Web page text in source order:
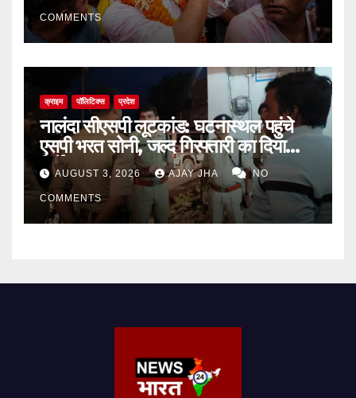
COMMENTS
क्राइम पॉलिटिक्स प्रदेश
नालंदा सीएसपी लूटकांड: घटनास्थल पहुंचे
एसपी भरत सोनी, जल्द गिरफ्तारी का दिया
निर्देश
AUGUST 3, 2026 AJAY JHA NO
COMMENTS